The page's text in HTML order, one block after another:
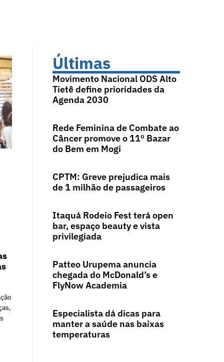
Últimas
Movimento Nacional ODS Alto
Tietê define prioridades da
Agenda 2030
Rede Feminina de Combate ao
Câncer promove o 11º Bazar
do Bem em Mogi
CPTM: Greve prejudica mais
de 1 milhão de passageiros
Itaquá Rodeio Fest terá open
bar, espaço beauty e vista
privilegiada
Patteo Urupema anuncia
chegada do McDonald’s e
FlyNow Academia
Especialista dá dicas para
manter a saúde nas baixas
temperaturas